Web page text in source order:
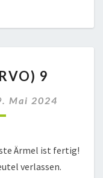
9
Mai 2024
Ärmel ist fertig!
verlassen.